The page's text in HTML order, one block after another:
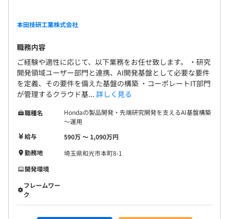
本田技研工業株式会社
職務内容
ご経験や適性に応じて、以下業務をお任せ致します。 ・研究
開発領域ユーザー部門と連携、AI開発基盤として必要な要件
を定義、その要件を備えた基盤の構築 ・コーポレートIT部門
が管理するクラウド基... 詳しく見る
職種名
Hondaの製品開発・先端研究開発を支えるAI基盤構築
～運用
給与
590万 〜 1,090万円
勤務地
埼玉県和光市本町8-1
開発環境
フレームワー
ク